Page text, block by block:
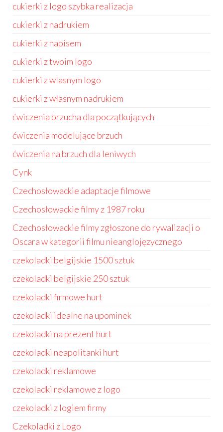
cukierki z logo szybka realizacja
cukierki z nadrukiem
cukierki z napisem
cukierki z twoim logo
cukierki z wlasnym logo
cukierki z własnym nadrukiem
ćwiczenia brzucha dla początkujących
ćwiczenia modelujące brzuch
ćwiczenia na brzuch dla leniwych
Cynk
Czechosłowackie adaptacje filmowe
Czechosłowackie filmy z 1987 roku
Czechosłowackie filmy zgłoszone do rywalizacji o
Oscara w kategorii filmu nieanglojęzycznego
czekoladki belgijskie 1500 sztuk
czekoladki belgijskie 250 sztuk
czekoladki firmowe hurt
czekoladki idealne na upominek
czekoladki na prezent hurt
czekoladki neapolitanki hurt
czekoladki reklamowe
czekoladki reklamowe z logo
czekoladki z logiem firmy
Czekoladki z Logo